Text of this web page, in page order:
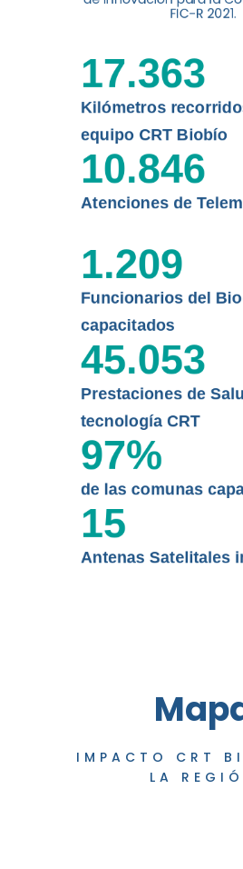
digital a los
Leer más
FIC-R 2021.
Kilómetros
equipo CRT Biobío
17.363
Atenciones de
10.846
Funcionarios del
capacitados
1.209
Prestaciones de
tecnología CRT
45.053
de las comunas
97%
Antenas Satelitales
15
IMPACTO CRT
LA